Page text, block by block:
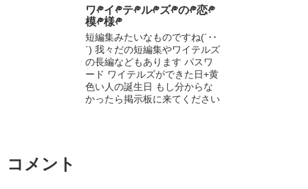
ワ༲イ༲テ༲ル༲ズ༲の༲恋༲
模༲様༲
短編集みたいなものですね(´･･
`) 我々だの短編集やワイテルズ
の長編などもあります パスワ
ード ワイテルズができた日+黄
色い人の誕生日 もし分からな
かったら掲示板に来てください
コメント